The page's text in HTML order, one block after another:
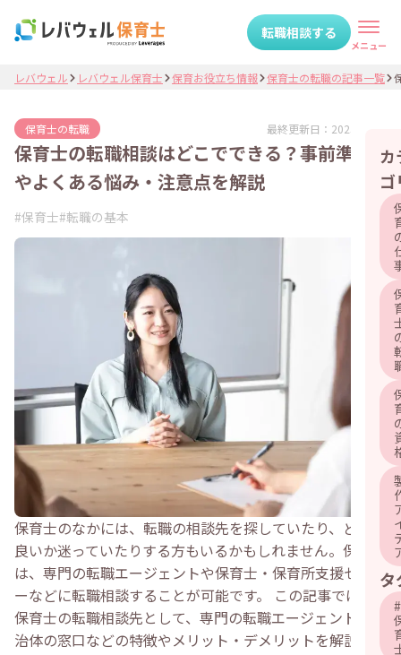
転職相談する
メニュー
カ
ゴ
タ
#
レバウェル レバウェル保育士 保育お役立ち情報 保育士の転職の記事一覧
保育士の転職 最終更新日： 2025.10.07
保育士の転職相談はどこでできる？事前準備
やよくある悩み・注意点を解説
#保育士#転職の基本
保育士のなかには、転職の相談先を探していたり、どこが
良いか迷っていたりする方もいるかもしれません。保育士
は、専門の転職エージェントや保育士・保育所支援センタ
ーなどに転職相談することが可能です。 この記事では、
保育士の転職相談先として、専門の転職エージェントや自
治体の窓口などの特徴やメリット・デメリットを解説しま